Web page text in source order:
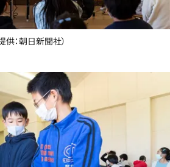
供：朝日新聞社）